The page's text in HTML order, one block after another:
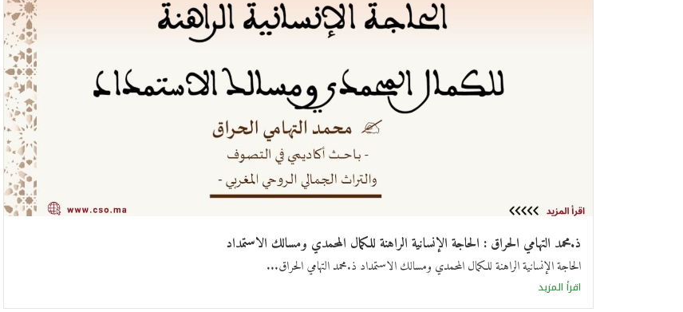
ذ.محمد التهامي الحراق : الحاجة الإنسانية الراهنة للكمال المحمدي ومسالك الاستمداد
الحاجة الإنسانية الراهنة للكمال المحمدي ومسالك الاستمداد ذ.محمد التهامي الحراق...
اقرأ المزيد